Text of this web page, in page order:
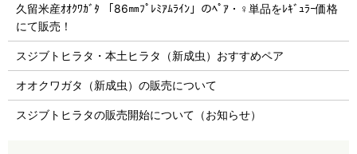
久留米産ｵｵｸﾜｶﾞﾀ 「86㎜ﾌﾟﾚﾐｱﾑﾗｲﾝ」のﾍﾟｱ・♀単品をﾚｷﾞｭﾗｰ価格
にて販売！
スジブトヒラタ・本土ヒラタ（新成虫）おすすめペア
オオクワガタ（新成虫）の販売について
スジブトヒラタの販売開始について（お知らせ）